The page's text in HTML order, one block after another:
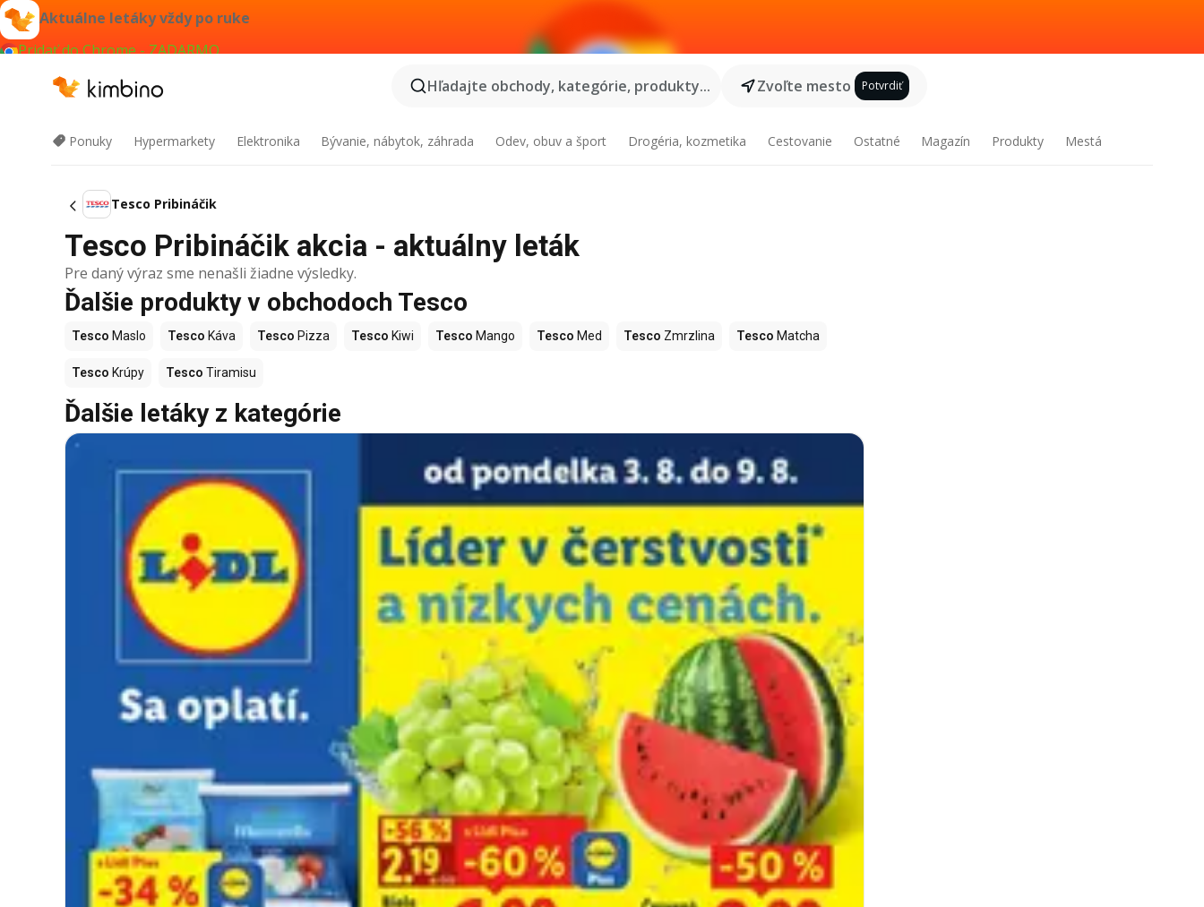
Aktuálne letáky vždy po ruke
Pridať do Chrome - ZADARMO
Hľadajte obchody, kategórie, produkty...
Zvoľte mesto Potvrdiť
Ponuky Hypermarkety Elektronika Bývanie, nábytok, záhrada Odev, obuv a šport Drogéria, kozmetika Cestovanie Ostatné Magazín Produkty Mestá
Tesco Pribináčik
Tesco Pribináčik akcia - aktuálny leták
Pre daný výraz sme nenašli žiadne výsledky.
Ďalšie produkty v obchodoch Tesco
Tesco Maslo Tesco Káva Tesco Pizza Tesco Kiwi Tesco Mango Tesco Med Tesco Zmrzlina Tesco Matcha
Tesco Krúpy Tesco Tiramisu
Ďalšie letáky z kategórie